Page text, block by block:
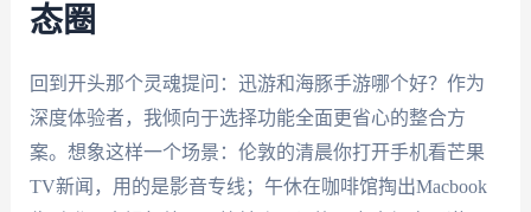
态圈
回到开头那个灵魂提问：迅游和海豚手游哪个好？作为
深度体验者，我倾向于选择功能全面更省心的整合方
案。想象这样一个场景：伦敦的清晨你打开手机看芒果
TV新闻，用的是影音专线；午休在咖啡馆掏出Macbook